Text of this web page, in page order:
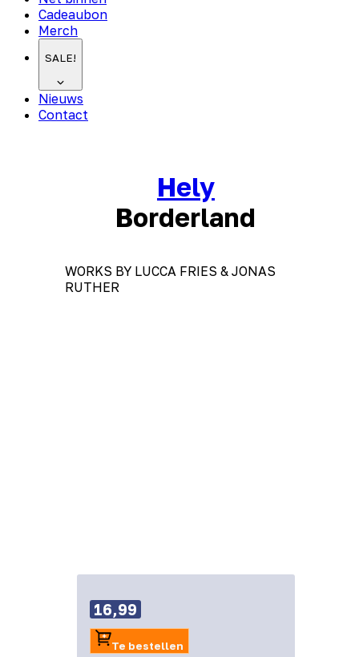
Cadeaubon
Merch
SALE!
Nieuws
Contact
Hely
Borderland
WORKS BY LUCCA FRIES & JONAS
RUTHER
16,99
Te bestellen